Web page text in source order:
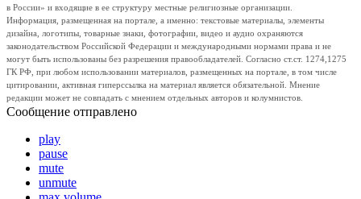
в России» и входящие в ее структуру местные религиозные организации.
Информация, размещенная на портале, а именно: текстовые материалы, элементы
дизайна, логотипы, товарные знаки, фотографии, видео и аудио охраняются
законодательством Российской Федерации и международными нормами права и не
могут быть использованы без разрешения правообладателей. Согласно ст.ст. 1274,1275
ГК РФ, при любом использовании материалов, размещенных на портале, в том числе
цитировании, активная гиперссылка на материал является обязательной. Мнение
редакции может не совпадать с мнением отдельных авторов и колумнистов.
Сообщение отправлено
play
pause
mute
unmute